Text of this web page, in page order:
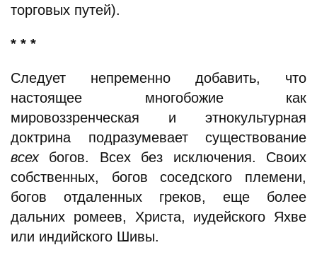
торговых путей).
* * *
Следует непременно добавить, что
настоящее многобожие как
мировоззренческая и этнокультурная
доктрина подразумевает существование
всехбогов. Всех без исключения. Своих
собственных, богов соседского племени,
богов отдаленных греков, еще более
дальних ромеев, Христа, иудейского Яхве
или индийского Шивы.